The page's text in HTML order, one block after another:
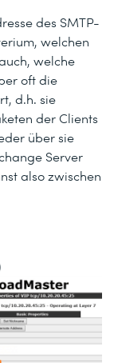
des SMTP-
welchen
welche
oft die
d.h. sie
der Clients
über sie
Server
also zwischen